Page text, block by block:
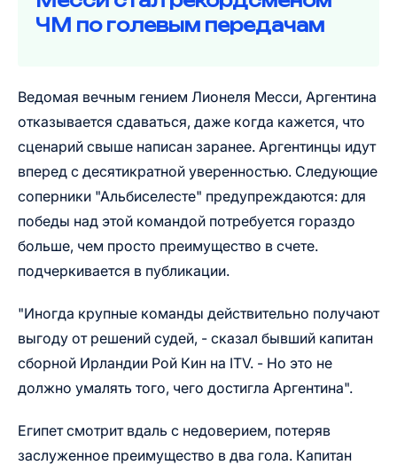
ЧМ по голевым передачам
Ведомая вечным гением Лионеля Месси, Аргентина
отказывается сдаваться, даже когда кажется, что
сценарий свыше написан заранее. Аргентинцы идут
вперед с десятикратной уверенностью. Следующие
соперники "Альбиселесте" предупреждаются: для
победы над этой командой потребуется гораздо
больше, чем просто преимущество в счете.
подчеркивается в публикации.
"Иногда крупные команды действительно получают
выгоду от решений судей, - сказал бывший капитан
сборной Ирландии Рой Кин на ITV. - Но это не
должно умалять того, чего достигла Аргентина".
Египет смотрит вдаль с недоверием, потеряв
заслуженное преимущество в два гола. Капитан